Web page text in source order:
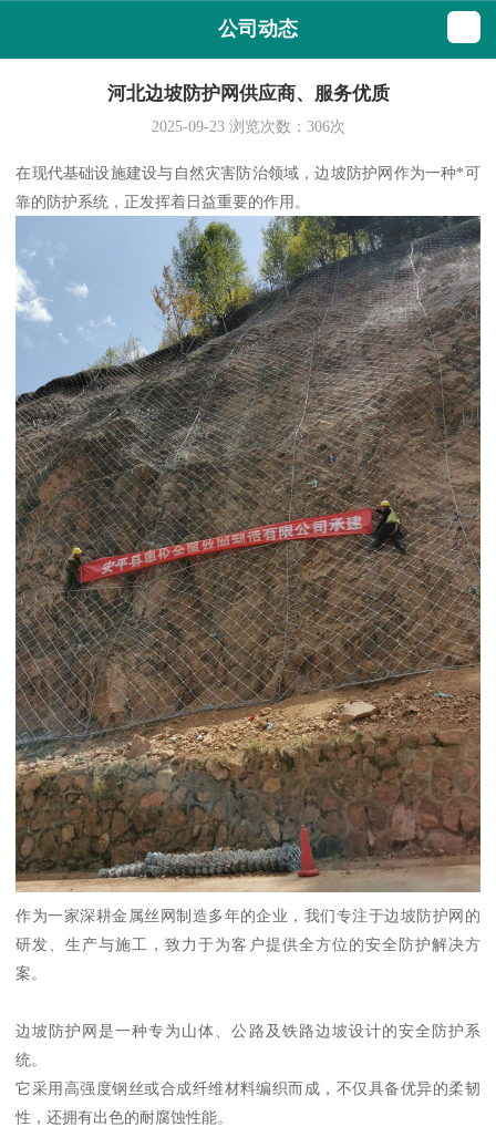
公司动态
河北边坡防护网供应商、服务优质
2025-09-23浏览次数： 306次
在现代基础设施建设与自然灾害防治领域，边坡防护网作为一种*可
靠的防护系统，正发挥着日益重要的作用。
作为一家深耕金属丝网制造多年的企业，我们专注于边坡防护网的
研发、生产与施工，致力于为客户提供全方位的安全防护解决方
案。
边坡防护网是一种专为山体、公路及铁路边坡设计的安全防护系
统。
它采用高强度钢丝或合成纤维材料编织而成，不仅具备优异的柔韧
性，还拥有出色的耐腐蚀性能。